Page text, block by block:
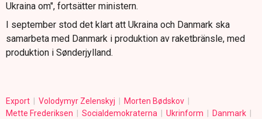
Ukraina om", fortsätter ministern.
I september stod det klart att Ukraina och Danmark ska
samarbeta med Danmark i produktion av raketbränsle, med
produktion i Sønderjylland.
Export Volodymyr Zelenskyj
Morten Bødskov
Mette Frederiksen
Socialdemokraterna Ukrinform
Danmark